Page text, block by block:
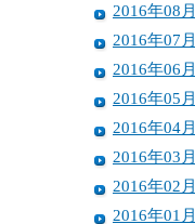
2016年08月
2016年07月
2016年06月
2016年05月
2016年04月
2016年03月
2016年02月
2016年01月